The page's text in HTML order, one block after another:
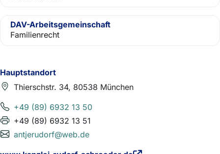
Hauptstandort
Thierschstr. 34, 80538 München
+49 (89) 6932 13 50
+49 (89) 6932 13 51
antjerudorf@web.de
DAV-Arbeitsgemeinschaft
Familienrecht